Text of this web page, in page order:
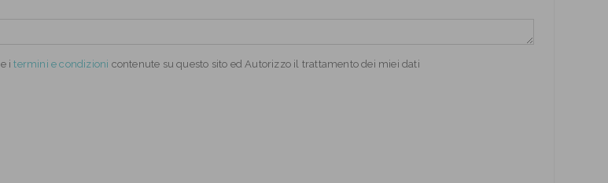
e itermini e condizioni contenute su questo sito ed Autorizzo il trattamento dei miei dati